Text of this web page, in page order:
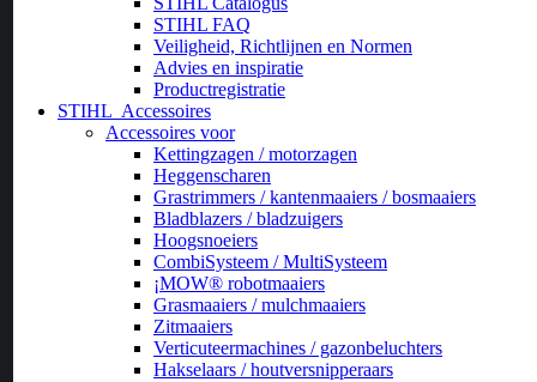
STIHL FAQ
Veiligheid, Richtlijnen en Normen
Advies en inspiratie
Productregistratie
STIHL Accessoires
Accessoires voor
Kettingzagen / motorzagen
Heggenscharen
Grastrimmers / kantenmaaiers / bosmaaiers
Bladblazers / bladzuigers
Hoogsnoeiers
CombiSysteem / MultiSysteem
¡MOW® robotmaaiers
Grasmaaiers / mulchmaaiers
Zitmaaiers
Verticuteermachines / gazonbeluchters
Hakselaars / houtversnipperaars